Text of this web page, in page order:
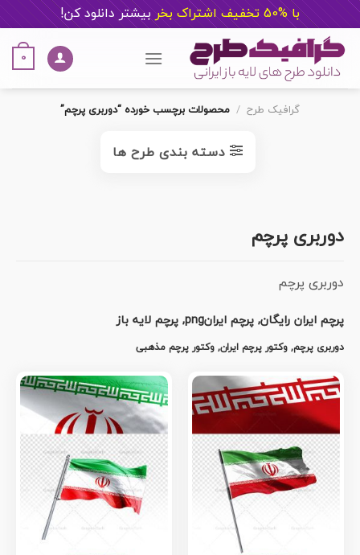
با %50 تخفیف اشتراک بخر بیشتر دانلود کن!
content
0
گرافیک طرح / محصولات برچسب خورده “دوربری پرچم”
دسته بندی طرح ها
دوربری پرچم
دوربری پرچم
پرچم ایران رایگان, پرچم ایرانpng, پرچم لایه باز
دوربری پرچم, وکتور پرچم ایران, وکتور پرچم مذهبی